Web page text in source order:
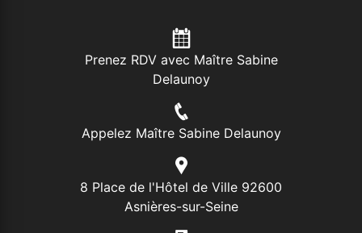
Prenez RDV avec Maître Sabine
Delaunoy
Appelez Maître Sabine Delaunoy
8 Place de l'Hôtel de Ville 92600
Asnières-sur-Seine